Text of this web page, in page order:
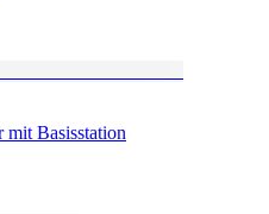
Basisstation